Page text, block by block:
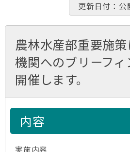
更新日付：
農林水産部重要施
機関へのブリーフ
開催します。
内容
実施内容